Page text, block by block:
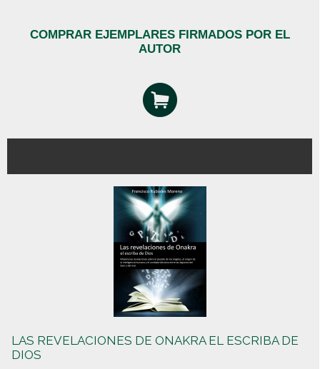
COMPRAR EJEMPLARES FIRMADOS POR EL
AUTOR
LAS REVELACIONES DE ONAKRA EL ESCRIBA DE
DIOS